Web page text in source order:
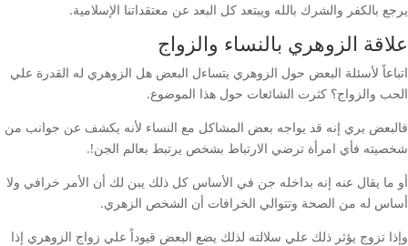
يرجع بالكفر والشرك بالله ويبتعد كل البعد عن معتقداتنا الإسلامية.
علاقة الزوهري بالنساء والزواج
اتباعاً لأسئلة البعض حول الزوهري يتساءل البعض هل الزوهري له القدرة علي
الحب والزواج؟ كثرت الشائعات حول هذا الموضوع.
فالبعض يري إنه قد يواجه بعض المشاكل مع النساء لأنه يكشف عن جوانب من
شخصيته فأي امرأة ترضي الارتباط بشخص يرتبط بعالم الجن!.
أو ما يقال عنه إنه بداخله جن في الأساس كل ذلك يبن لك أن الأمر خرافي ولا
أساس له من الصحة وتتوالي الخرافات أن الشخص الزهري.
وإذا تزوج يؤثر ذلك علي سلالته لذلك يضع البعض قيوداً علي زواج الزوهري إذا